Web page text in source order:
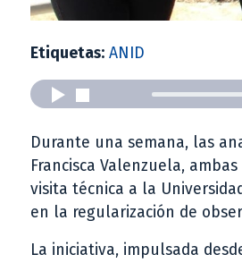
Etiquetas: ANID
Durante una semana, las
Francisca Valenzuela,
visita técnica a la
en la regularización de
La iniciativa, impulsada